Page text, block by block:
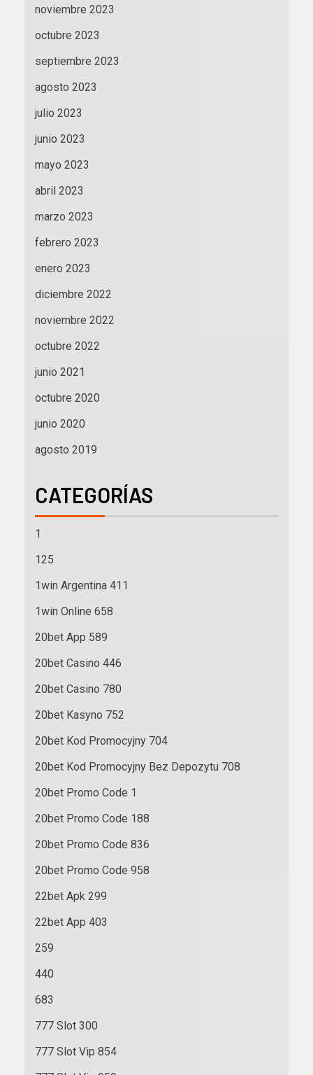
noviembre 2023
octubre 2023
septiembre 2023
agosto 2023
julio 2023
junio 2023
mayo 2023
abril 2023
marzo 2023
febrero 2023
enero 2023
diciembre 2022
noviembre 2022
octubre 2022
junio 2021
octubre 2020
junio 2020
agosto 2019
CATEGORÍAS
1
125
1win Argentina 411
1win Online 658
20bet App 589
20bet Casino 446
20bet Casino 780
20bet Kasyno 752
20bet Kod Promocyjny 704
20bet Kod Promocyjny Bez Depozytu 708
20bet Promo Code 1
20bet Promo Code 188
20bet Promo Code 836
20bet Promo Code 958
22bet Apk 299
22bet App 403
259
440
683
777 Slot 300
777 Slot Vip 854